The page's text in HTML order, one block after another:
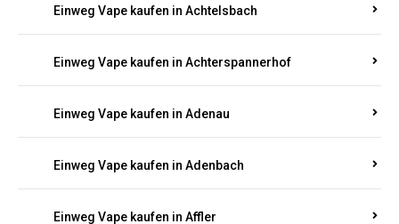
Einweg Vape kaufen in Achtelsbach
Einweg Vape kaufen in Achterspannerhof
Einweg Vape kaufen in Adenau
Einweg Vape kaufen in Adenbach
Einweg Vape kaufen in Affler